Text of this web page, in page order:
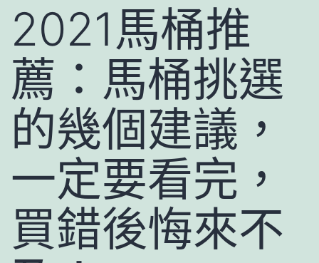
2021馬桶推
薦：馬桶挑選
的幾個建議，
一定要看完，
買錯後悔來不